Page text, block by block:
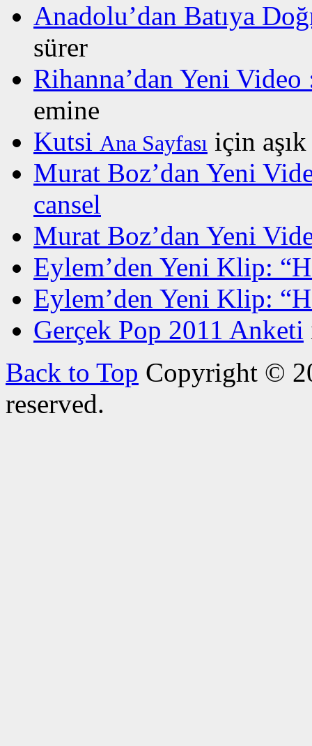
Anadolu’dan Batıya
sürer
Rihanna’dan Yeni
emine
Kutsi Ana Sayfası için aşık
Murat Boz’dan Yeni
cansel
Murat Boz’dan Yeni
Eylem’den Yeni Klip:
Eylem’den Yeni Klip:
Gerçek Pop 2011 Anketi
Back to Top Copyright ©
reserved.